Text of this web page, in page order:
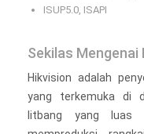
ISUP5.0, ISAPI
Sekilas Mengenai
Hikvision adalah
yang terkemuka di
litbang yang luas